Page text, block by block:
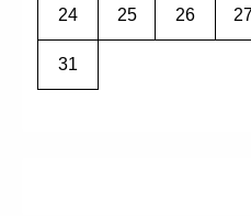
24 25 26
31